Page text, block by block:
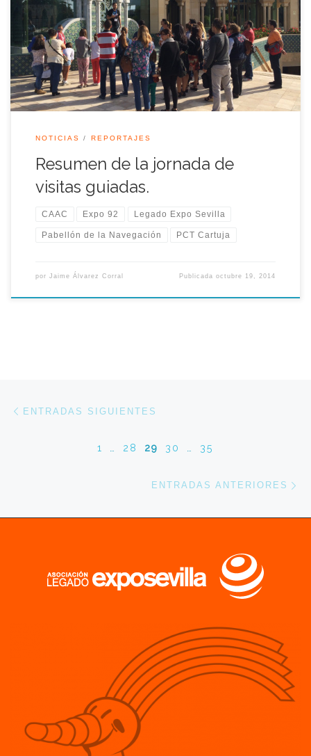
recorrido por la zona sur de la Isla de la Cartuja para recorrer
en unas dos horas y media el legado cultural que nos dejó la
Muestra Universal de Sevilla, y adentrarnos en su presente
científico y tecnológico.
NOTICIAS REPORTAJES
Resumen de la jornada de
visitas guiadas.
CAAC Expo 92 Legado Expo Sevilla
Pabellón de la Navegación PCT Cartuja
por Jaime Álvarez Corral Publicadaoctubre 19, 2014
Navegación de entradas
ENTRADAS SIGUIENTES
1 28 29 30 35
ENTRADAS ANTERIORES